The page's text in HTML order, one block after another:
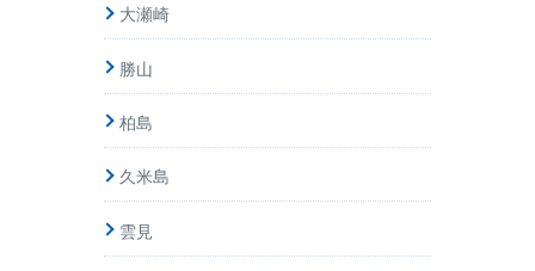
大瀬崎
勝山
柏島
久米島
雲見